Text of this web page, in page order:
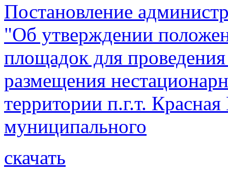
Постановление
"Об утверждении
площадок для
размещения
территории п.г.т.
муниципального
скачать